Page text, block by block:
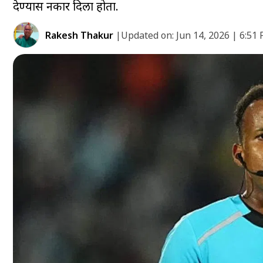
देण्यास नकार दिला होता.
Rakesh Thakur |Updated on: Jun 14, 2026 | 6:51